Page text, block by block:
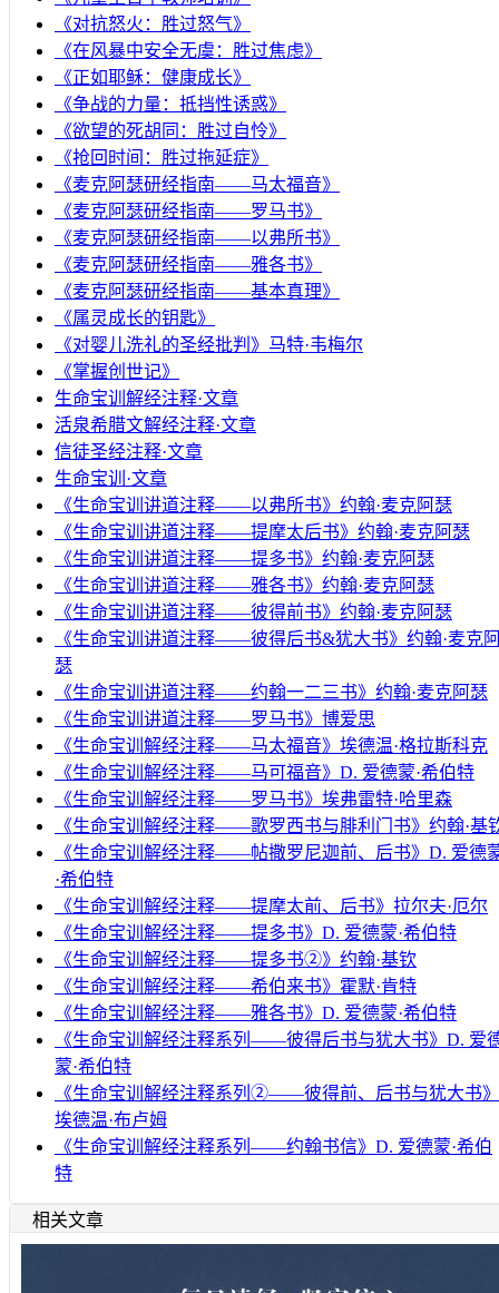
《对抗怒火：胜过怒气》
《在风暴中安全无虞：胜过焦虑》
《正如耶稣：健康成长》
《争战的力量：抵挡性诱惑》
《欲望的死胡同：胜过自怜》
《抢回时间：胜过拖延症》
《麦克阿瑟研经指南——马太福音》
《麦克阿瑟研经指南——罗马书》
《麦克阿瑟研经指南——以弗所书》
《麦克阿瑟研经指南——雅各书》
《麦克阿瑟研经指南——基本真理》
《属灵成长的钥匙》
《对婴儿洗礼的圣经批判》马特·韦梅尔
《掌握创世记》
生命宝训解经注释·文章
活泉希腊文解经注释·文章
信徒圣经注释·文章
生命宝训·文章
《生命宝训讲道注释——以弗所书》约翰·麦克阿瑟
《生命宝训讲道注释——提摩太后书》约翰·麦克阿瑟
《生命宝训讲道注释——提多书》约翰·麦克阿瑟
《生命宝训讲道注释——雅各书》约翰·麦克阿瑟
《生命宝训讲道注释——彼得前书》约翰·麦克阿瑟
《生命宝训讲道注释——彼得后书&犹大书》约翰·麦克
瑟
《生命宝训讲道注释——约翰一二三书》约翰·麦克阿瑟
《生命宝训讲道注释——罗马书》博爱思
《生命宝训解经注释——马太福音》埃德温·格拉斯科克
《生命宝训解经注释——马可福音》D. 爱德蒙·希伯特
《生命宝训解经注释——罗马书》埃弗雷特·哈里森
《生命宝训解经注释——歌罗西书与腓利门书》约翰·基
《生命宝训解经注释——帖撒罗尼迦前、后书》D. 爱德
·希伯特
《生命宝训解经注释——提摩太前、后书》拉尔夫·厄尔
《生命宝训解经注释——提多书》D. 爱德蒙·希伯特
《生命宝训解经注释——提多书②》约翰·基钦
《生命宝训解经注释——希伯来书》霍默·肯特
《生命宝训解经注释——雅各书》D. 爱德蒙·希伯特
《生命宝训解经注释系列——彼得后书与犹大书》D. 爱
蒙·希伯特
《生命宝训解经注释系列②——彼得前、后书与犹大书》
埃德温·布卢姆
《生命宝训解经注释系列——约翰书信》D. 爱德蒙·希伯
特
相关文章